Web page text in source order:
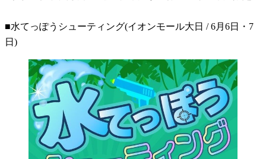
■水てっぽうシューティング(イオンモール大日 / 6月6日・7
日)